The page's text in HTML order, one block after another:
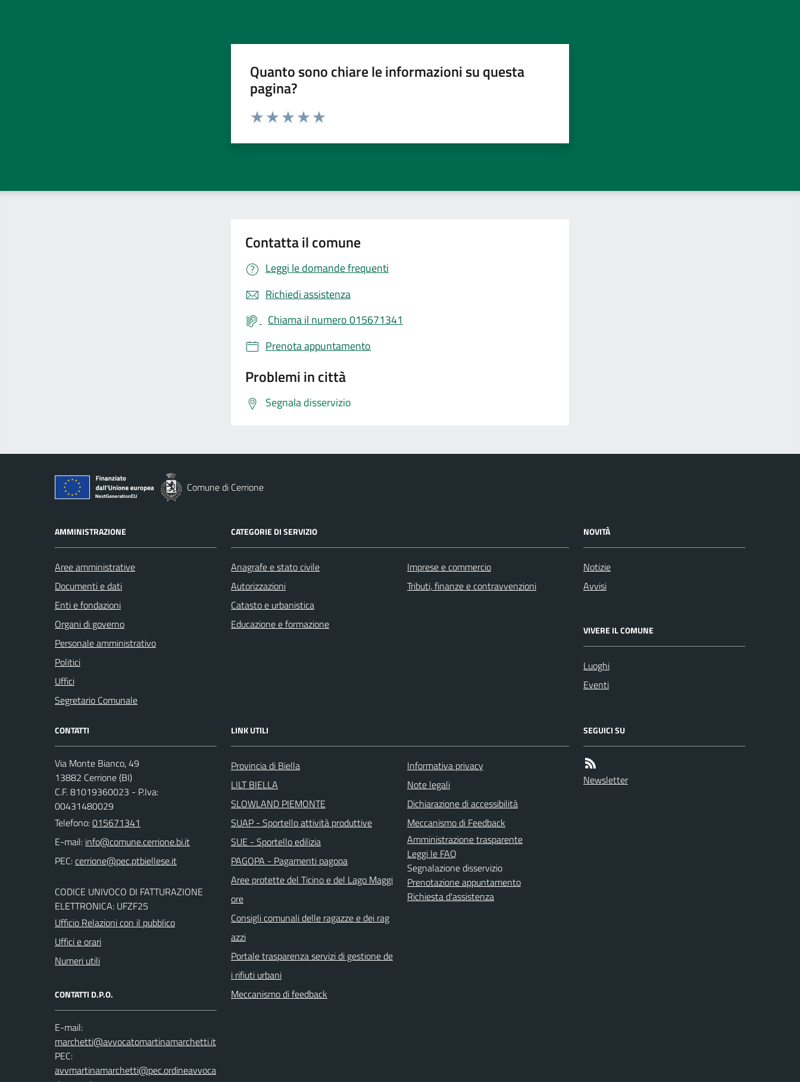
Quanto sono chiare le informazioni su questa
pagina?
Valuta da 1 a 5 stelle la pagina
Contatta il comune
Leggi le domande frequenti
Richiedi assistenza
Chiama il numero 015671341
Prenota appuntamento
Problemi in città
Segnala disservizio
Comune di Cerrione
AMMINISTRAZIONE
Aree amministrative
Documenti e dati
Enti e fondazioni
Organi di governo
Personale amministrativo
Politici
Uffici
Segretario Comunale
CATEGORIE DI SERVIZIO
Anagrafe e stato civile
Autorizzazioni
Catasto e urbanistica
Educazione e formazione
Imprese e commercio
Tributi, finanze e contravvenzioni
NOVITÀ
Notizie
Avvisi
VIVERE IL COMUNE
Luoghi
Eventi
CONTATTI
Via Monte Bianco, 49
13882 Cerrione (BI)
C.F. 81019360023 - P.Iva:
00431480029
Telefono:015671341
E-mail:
PEC:
CODICE UNIVOCO DI FATTURAZIONE
ELETTRONICA: UFZF25
Ufficio Relazioni con il pubblico
Uffici e orari
Numeri utili
CONTATTI D.P.O.
E-mail:
PEC:
LINK UTILI
Provincia di Biella
LILT BIELLA
SLOWLAND PIEMONTE
SUAP - Sportello attività produttive
SUE - Sportello edilizia
PAGOPA - Pagamenti pagopa
Aree protette del Ticino e del Lago Maggi
ore
Consigli comunali delle ragazze e dei rag
azzi
Portale trasparenza servizi di gestione de
i rifiuti urbani
Meccanismo di feedback
Informativa privacy
Note legali
Dichiarazione di accessibilità
Meccanismo di Feedback
Amministrazione trasparente
Leggi le FAQ
Segnalazione disservizio
Prenotazione appuntamento
Richiesta d'assistenza
SEGUICI SU
Newsletter